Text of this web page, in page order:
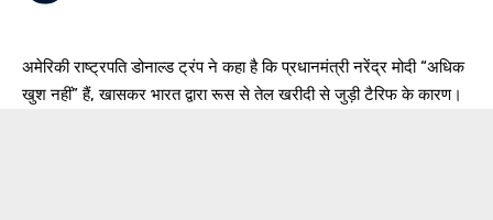
अमेरिकी राष्ट्रपति डोनाल्ड ट्रंप ने कहा है कि प्रधानमंत्री नरेंद्र मोदी “अधिक
खुश नहीं” हैं, खासकर भारत द्वारा रूस से तेल खरीदी से जुड़ी टैरिफ के कारण।